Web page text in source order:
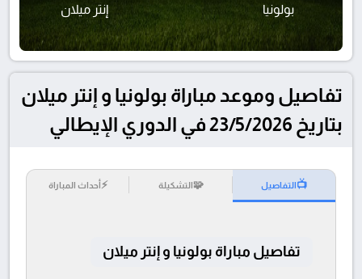
بولونيا إنتر ميلان
تفاصيل وموعد مباراة بولونيا و إنتر ميلان
بتاريخ 23/5/2026 في الدوري الإيطالي
📺التفاصيل 🧩التشكيلة ⚡أحداث المباراة
تفاصيل مباراة بولونيا و إنتر ميلان